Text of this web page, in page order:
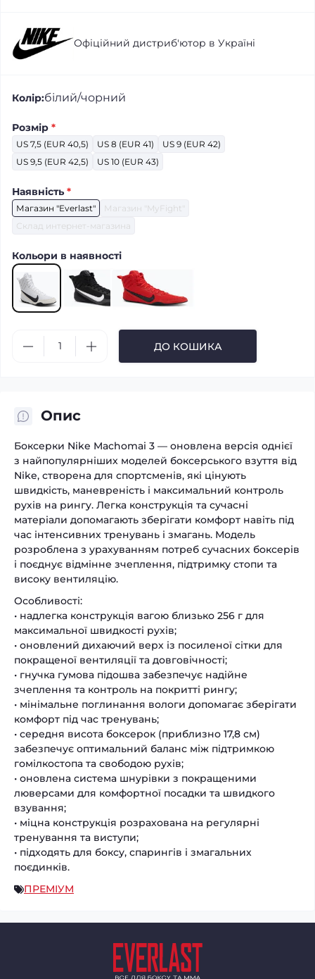
Офіційний дистриб'ютор в Україні
Колір:білий/чорний
Розмір *
US 7,5 (EUR 40,5) US 8 (EUR 41)
US 9 (EUR 42)
US 9,5 (EUR 42,5)
US 10 (EUR 43)
Наявність *
Магазин "Everlast"
Магазин "MyFight"
Склад интернет-магазина
Кольори в наявності
ДО КОШИКА
Опис
Боксерки Nike Machomai 3 — оновлена версія однієї
з найпопулярніших моделей боксерського взуття від
Nike, створена для спортсменів, які цінують
швидкість, маневреність і максимальний контроль
рухів на рингу. Легка конструкція та сучасні
матеріали допомагають зберігати комфорт навіть під
час інтенсивних тренувань і змагань. Модель
розроблена з урахуванням потреб сучасних боксерів
і поєднує відмінне зчеплення, підтримку стопи та
високу вентиляцію.
Особливості:
• надлегка конструкція вагою близько 256 г для
максимальної швидкості рухів;
• оновлений дихаючий верх із посиленої сітки для
покращеної вентиляції та довговічності;
• гнучка гумова підошва забезпечує надійне
зчеплення та контроль на покритті рингу;
• мінімальне поглинання вологи допомагає зберігати
комфорт під час тренувань;
• середня висота боксерок (приблизно 17,8 см)
забезпечує оптимальний баланс між підтримкою
гомілкостопа та свободою рухів;
• оновлена система шнурівки з покращеними
люверсами для комфортної посадки та швидкого
взування;
• міцна конструкція розрахована на регулярні
тренування та виступи;
• підходять для боксу, спарингів і змагальних
поєдинків.
ПРЕМІУМ